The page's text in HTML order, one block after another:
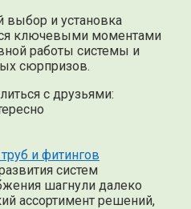
выбор и установка
ключевыми моментами
работы системы и
сюрпризов.
с друзьями:
и фитингов
систем
шагнули далеко
ассортимент решений,